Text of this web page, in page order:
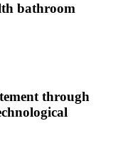
bathroom
through